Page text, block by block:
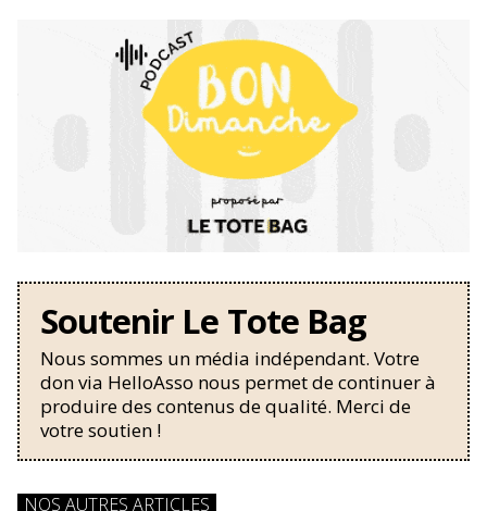
Soutenir Le Tote Bag
Nous sommes un média indépendant. Votre
don via HelloAsso nous permet de continuer à
produire des contenus de qualité. Merci de
votre soutien !
NOS AUTRES ARTICLES